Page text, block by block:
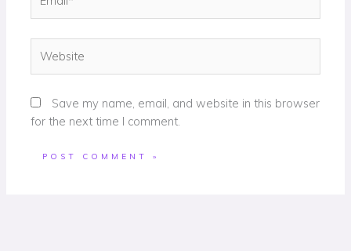
Save my name, email, and website in this browser
for the next time I comment.